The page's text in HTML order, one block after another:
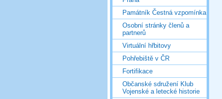
Památník Čestná vzpomínka
Osobní stránky členů a
partnerů
Virtuální hřbitovy
Pohřebiště v ČR
Fortifikace
Občanské sdružení Klub
Vojenské a letecké historie